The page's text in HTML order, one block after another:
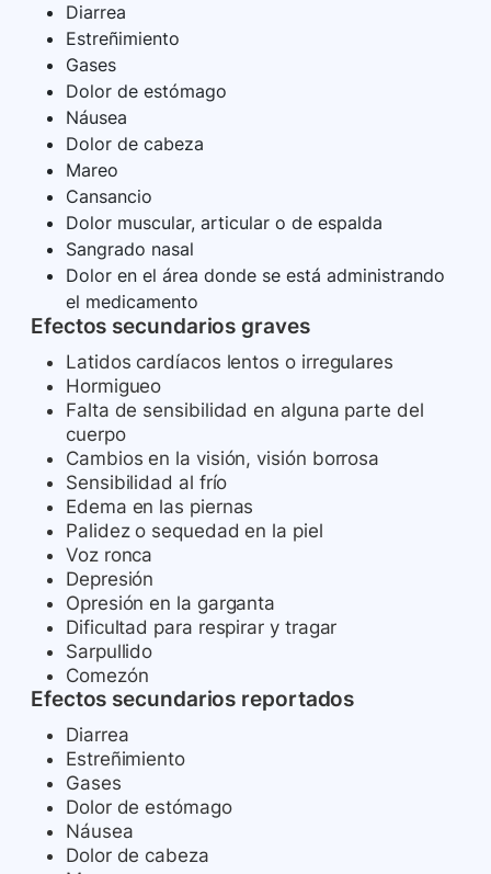
Diarrea
Estreñimiento
Gases
Dolor de estómago
Náusea
Dolor de cabeza
Mareo
Cansancio
Dolor muscular, articular o de espalda
Sangrado nasal
Dolor en el área donde se está administrando
el medicamento
Efectos secundarios graves
Latidos cardíacos lentos o irregulares
Hormigueo
Falta de sensibilidad en alguna parte del
cuerpo
Cambios en la visión, visión borrosa
Sensibilidad al frío
Edema en las piernas
Palidez o sequedad en la piel
Voz ronca
Depresión
Opresión en la garganta
Dificultad para respirar y tragar
Sarpullido
Comezón
Efectos secundarios reportados
Diarrea
Estreñimiento
Gases
Dolor de estómago
Náusea
Dolor de cabeza